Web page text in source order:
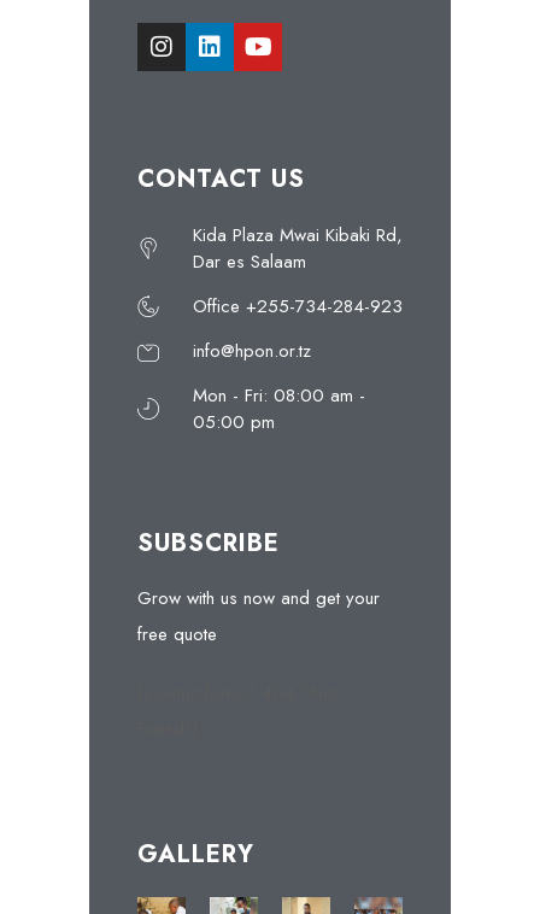
CONTACT US
Kida Plaza Mwai Kibaki Rd,
Dar es Salaam
Office +255-734-284-923
info@hpon.or.tz
Mon - Fri: 08:00 am -
05:00 pm
SUBSCRIBE
Grow with us now and get your
free quote
GALLERY